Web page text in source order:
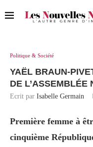
Politique & Société
YAËL BRAUN-
DE L’ASSEMBLÉE
Ecrit par Isabelle Germain
Première femme à
cinquième